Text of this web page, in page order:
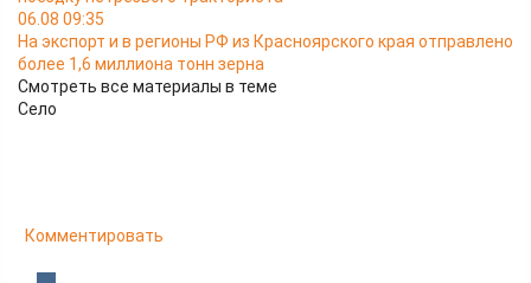
06.08 09:35
На экспорт и в регионы РФ из Красноярского края отправлено
более 1,6 миллиона тонн зерна
Смотреть все материалы в теме
Село
Комментировать